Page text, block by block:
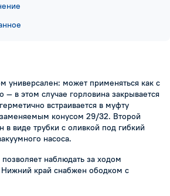
универсален: может применяться как с
— в этом случае горловина закрывается
встраивается в муфту
конусом 29/32. Второй
в виде трубки с оливкой под гибкий
насоса.
наблюдать за ходом
край снабжен ободком с